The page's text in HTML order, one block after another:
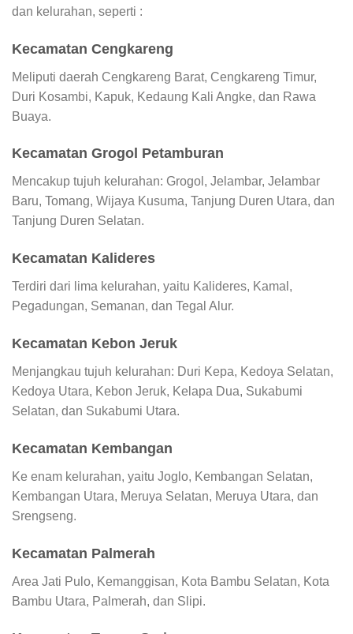
dan kelurahan, seperti :
Kecamatan Cengkareng
Meliputi daerah Cengkareng Barat, Cengkareng Timur,
Duri Kosambi, Kapuk, Kedaung Kali Angke, dan Rawa
Buaya.
Kecamatan Grogol Petamburan
Mencakup tujuh kelurahan: Grogol, Jelambar, Jelambar
Baru, Tomang, Wijaya Kusuma, Tanjung Duren Utara, dan
Tanjung Duren Selatan.
Kecamatan Kalideres
Terdiri dari lima kelurahan, yaitu Kalideres, Kamal,
Pegadungan, Semanan, dan Tegal Alur.
Kecamatan Kebon Jeruk
Menjangkau tujuh kelurahan: Duri Kepa, Kedoya Selatan,
Kedoya Utara, Kebon Jeruk, Kelapa Dua, Sukabumi
Selatan, dan Sukabumi Utara.
Kecamatan Kembangan
Ke enam kelurahan, yaitu Joglo, Kembangan Selatan,
Kembangan Utara, Meruya Selatan, Meruya Utara, dan
Srengseng.
Kecamatan Palmerah
Area Jati Pulo, Kemanggisan, Kota Bambu Selatan, Kota
Bambu Utara, Palmerah, dan Slipi.